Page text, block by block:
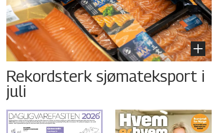
Rekordsterk sjømateksport i
juli